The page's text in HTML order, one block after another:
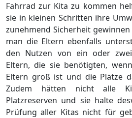
Fahrrad zur Kita zu kommen
sie in kleinen Schritten ihre
zunehmend Sicherheit
man die Eltern ebenfalls
den Nutzen von ein oder
Eltern, die sie benötigten,
Eltern groß ist und die Plätze
Zudem hätten nicht alle
Platzreserven und sie halte
Prüfung aller Kitas nicht für